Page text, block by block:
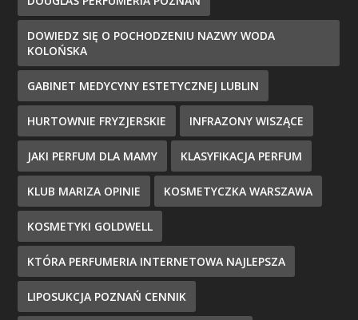
DOWIEDZ SIĘ O POCHODZENIU NAZWY WODA
KOLOŃSKA
GABINET MEDYCYNY ESTETYCZNEJ LUBLIN
HURTOWNIE FRYZJERSKIE INFRAZONY WISZĄCE
JAKI PERFUM DLA MAMY KLASYFIKACJA PERFUM
KLUB MARIZA OPINIE KOSMETYCZKA WARSZAWA
KOSMETYKI GOLDWELL
KTÓRA PERFUMERIA INTERNETOWA NAJLEPSZA
LIPOSUKCJA POZNAŃ CENNIK